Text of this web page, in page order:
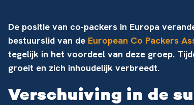
De positie van co-packers in Europa
bestuurslid van de European Co Packers
tegelijk in het voordeel van deze groep.
groeit en zich inhoudelijk verbreedt.
Verschuiving in de